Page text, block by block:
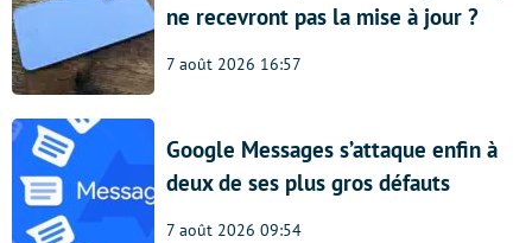
ne recevront pas la mise à jour ?
7 août 2026 16:57
Google Messages s’attaque enfin à
deux de ses plus gros défauts
7 août 2026 09:54